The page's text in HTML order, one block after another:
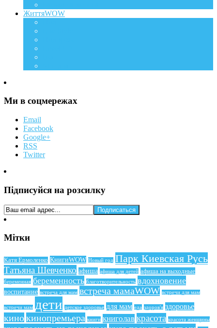
ЖиттяWOW
Ми в соцмережах
Email
Facebook
Google+
RSS
Twitter
Підписуйся на розсилку
Мітки
Катя Ермоленко КнигиWOW Новый год Парк Киевская Русь
Татьяна Шевченко афиша афиша для детей афиша на выходные
беременная беременность благотворительность вдохновение
воспитание встреча для мам встреча мамаWOW встречи для мам
встречи мам дети детское здоровье для мам еда здоров'я здоровье
кинокинопремьера книги книголав красота красота женщины